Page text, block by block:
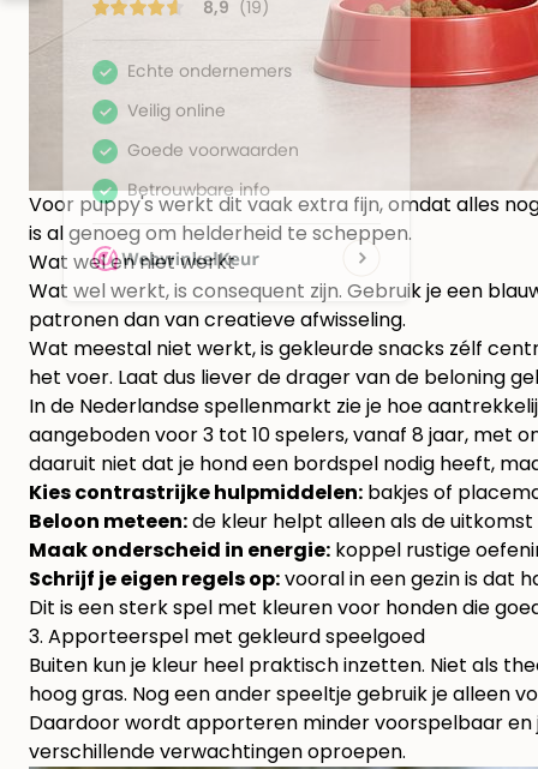
Voor puppy's werkt dit vaak extra fijn, omdat alles
is al genoeg om helderheid te scheppen.
Wat wel en niet werkt
Wat wel werkt, is consequent zijn. Gebruik je een
patronen dan van creatieve afwisseling.
Wat meestal niet werkt, is gekleurde snacks zélf
het voer. Laat dus liever de drager van de beloning
In de Nederlandse spellenmarkt zie je hoe
aangeboden voor 3 tot 10 spelers, vanaf 8 jaar, met
daaruit niet dat je hond een bordspel nodig heeft,
Kies contrastrijke hulpmiddelen: bakjes of
Beloon meteen:de kleur helpt alleen als de uitkomst
Maak onderscheid in energie: koppel rustige
Schrijf je eigen regels op:vooral in een gezin is dat
Dit is een sterk spel met kleuren voor honden die
3. Apporteerspel met gekleurd speelgoed
Buiten kun je kleur heel praktisch inzetten. Niet als
hoog gras. Nog een ander speeltje gebruik je alleen
Daardoor wordt apporteren minder voorspelbaar
verschillende verwachtingen oproepen.